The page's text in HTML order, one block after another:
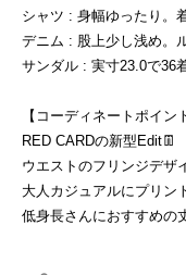
シャツ : 身幅ゆったり。
デニム : 股上少し浅め。
サンダル : 実寸23.0で36
【コーディネートポイン
RED CARDの新型Edit👖
ウエストのフリンジデザ
大人カジュアルにプリン
低身長さんにおすすめ